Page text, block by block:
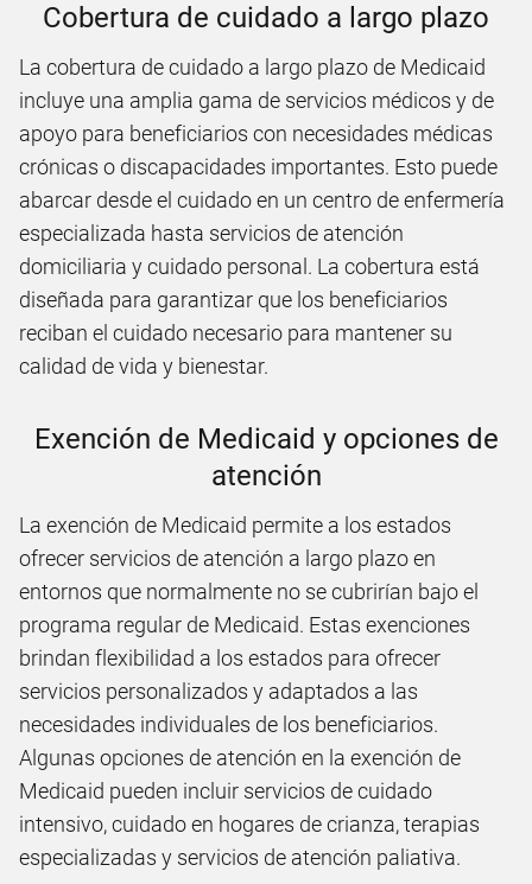
Cobertura de cuidado a largo plazo
La cobertura de cuidado a largo plazo de Medicaid
incluye una amplia gama de servicios médicos y de
apoyo para beneficiarios con necesidades médicas
crónicas o discapacidades importantes. Esto puede
abarcar desde el cuidado en un centro de enfermería
especializada hasta servicios de atención
domiciliaria y cuidado personal. La cobertura está
diseñada para garantizar que los beneficiarios
reciban el cuidado necesario para mantener su
calidad de vida y bienestar.
Exención de Medicaid y opciones de
atención
La exención de Medicaid permite a los estados
ofrecer servicios de atención a largo plazo en
entornos que normalmente no se cubrirían bajo el
programa regular de Medicaid. Estas exenciones
brindan flexibilidad a los estados para ofrecer
servicios personalizados y adaptados a las
necesidades individuales de los beneficiarios.
Algunas opciones de atención en la exención de
Medicaid pueden incluir servicios de cuidado
intensivo, cuidado en hogares de crianza, terapias
especializadas y servicios de atención paliativa.